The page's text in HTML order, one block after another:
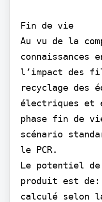
Fin de vie
Au vu de la
connaissances
l’impact des
recyclage des
électriques et
phase fin de
scénario
le PCR.
Le potentiel
produit est de:
calculé selon